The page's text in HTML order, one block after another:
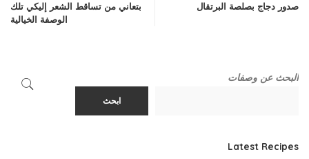
صدور دجاج بصلصة البرتقال
بتعاني من تساقط الشعر إليكي تلك
الوصفة الخيالية
البحث عن وصفات
ابحث
Latest Recipes